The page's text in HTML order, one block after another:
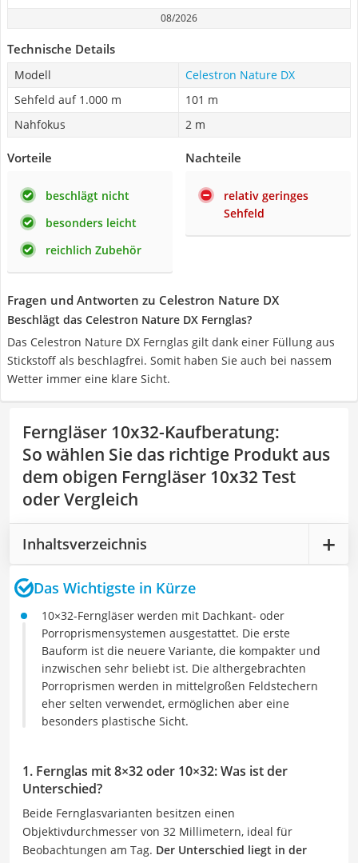
08/2026
Technische Details
Modell
Celestron Nature DX
Sehfeld auf 1.000 m
101 m
Nahfokus
2 m
Vorteile
beschlägt nicht
besonders leicht
reichlich Zubehör
Nachteile
relativ geringes
Sehfeld
Fragen und Antworten zu Celestron Nature DX
Beschlägt das Celestron Nature DX Fernglas?
Das Celestron Nature DX Fernglas gilt dank einer Füllung aus
Stickstoff als beschlagfrei. Somit haben Sie auch bei nassem
Wetter immer eine klare Sicht.
Ferngläser 10x32-Kaufberatung:
So wählen Sie das richtige Produkt aus
dem obigen Ferngläser 10x32 Test
oder Vergleich
Inhaltsverzeichnis
Das Wichtigste in Kürze
10×32-Ferngläser werden mit Dachkant- oder
Porroprismensystemen ausgestattet. Die erste
Bauform ist die neuere Variante, die kompakter und
inzwischen sehr beliebt ist. Die althergebrachten
Porroprismen werden in mittelgroßen Feldstechern
eher selten verwendet, ermöglichen aber eine
besonders plastische Sicht.
1. Fernglas mit 8×32 oder 10×32: Was ist der
Unterschied?
Beide Fernglasvarianten besitzen einen
Objektivdurchmesser von 32 Millimetern, ideal für
Beobachtungen am Tag. Der Unterschied liegt in der